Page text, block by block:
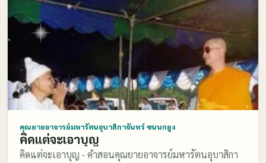
คุณยายอาจารย์มหารัตนอุบาสิกาจันทร์ ขนนกยูง
คิดแต่จะเอาบุญ
คิดแต่จะเอาบุญ - คำสอนคุณยายอาจารย์มหารัตนอุบาสิกา